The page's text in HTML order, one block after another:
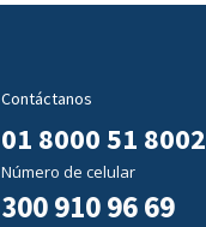
Contáctanos
01 8000 51 8002
Número de celular
300 910 96 69